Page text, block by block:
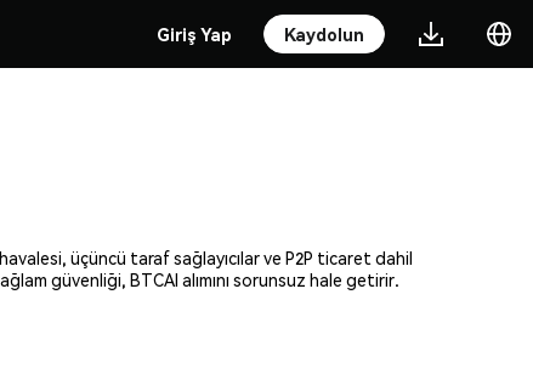
Giriş Yap Kaydolun
üçüncü taraf sağlayıcılar ve P2P ticaret dahil
güvenliği, BTCAI alımını sorunsuz hale getirir.